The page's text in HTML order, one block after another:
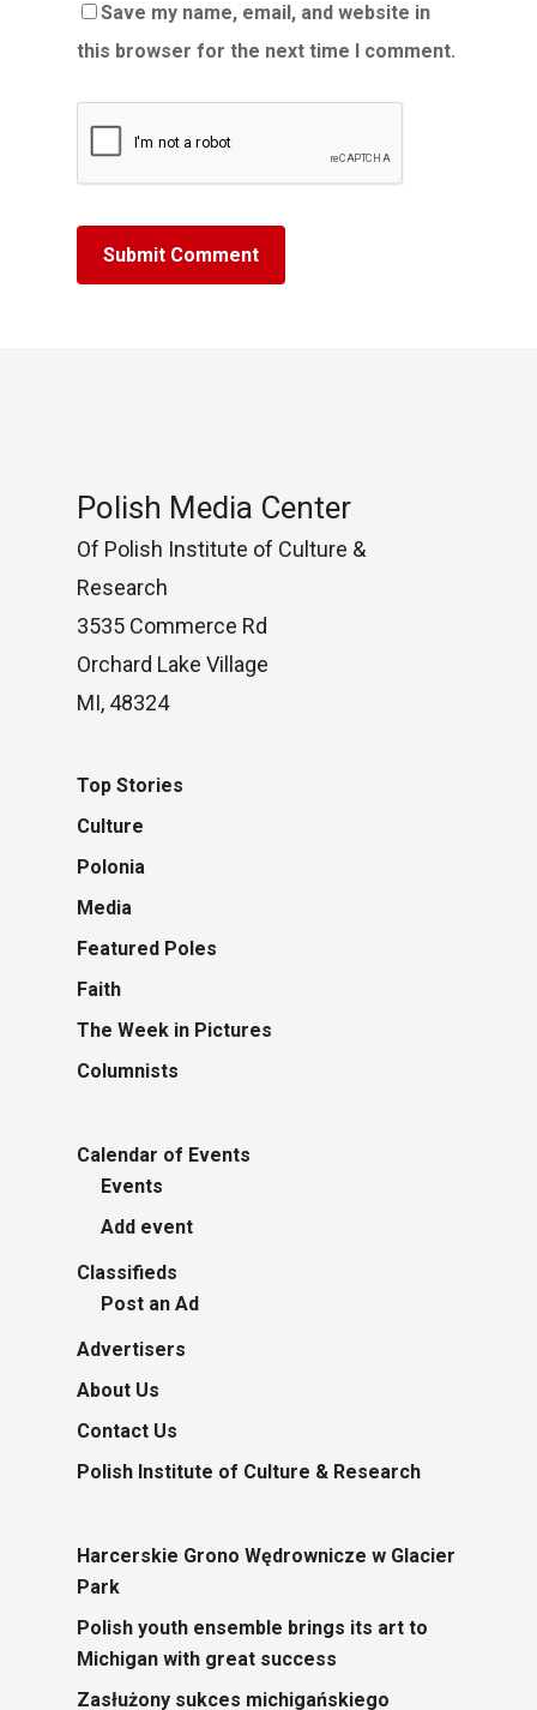
Save my name, email, and website in
this browser for the next time I comment.
Polish Media Center
Of Polish Institute of Culture &
Research
3535 Commerce Rd
Orchard Lake Village
MI, 48324
Top Stories
Culture
Polonia
Media
Featured Poles
Faith
The Week in Pictures
Columnists
Calendar of Events
Events
Add event
Classifieds
Post an Ad
Advertisers
About Us
Contact Us
Polish Institute of Culture & Research
Harcerskie Grono Wędrownicze w Glacier
Park
Polish youth ensemble brings its art to
Michigan with great success
Zasłużony sukces michigańskiego